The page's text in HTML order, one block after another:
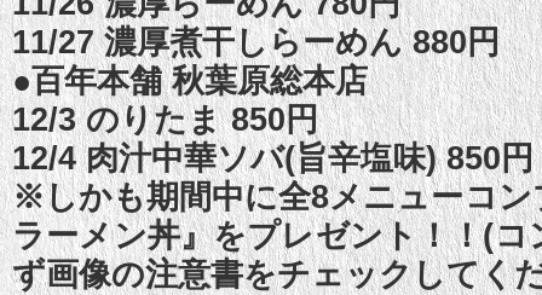
11/27 濃厚煮干しらーめん 880円
●百年本舗 秋葉原総本店
12/3 のりたま 850円
12/4 肉汁中華ソバ(旨辛塩味) 850円
※しかも期間中に全8メニューコン
ラーメン丼』をプレゼント！！(コ
ず画像の注意書をチェックしてく